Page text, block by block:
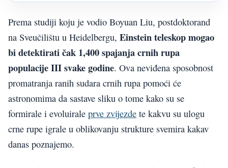
Prema studiji koju je vodio Boyuan Liu, postdoktorand
na Sveučilištu u Heidelbergu, Einstein teleskop mogao
bi detektirati čak 1,400 spajanja crnih rupa
populacije III svake godine. Ova neviđena sposobnost
promatranja ranih sudara crnih rupa pomoći će
astronomima da sastave sliku o tome kako su se
formirale i evoluirale prve zvijezde te kakvu su ulogu
crne rupe igrale u oblikovanju strukture svemira kakav
danas poznajemo.